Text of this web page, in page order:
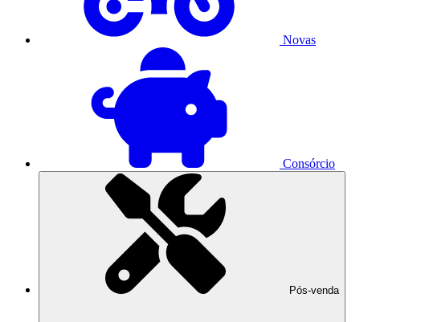
Novas
Consórcio
Pós-venda